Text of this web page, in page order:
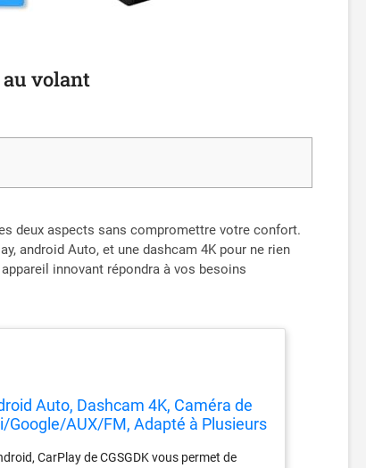
au volant
deux aspects sans compromettre votre confort.
android Auto, et une dashcam 4K pour ne rien
innovant répondra à vos besoins
Auto, Dashcam 4K, Caméra de
Google/AUX/FM, Adapté à Plusieurs
CarPlay de CGSGDK vous permet de